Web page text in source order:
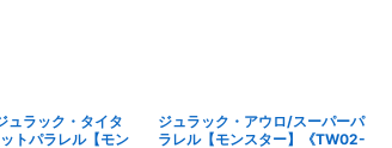
ラック・タイタ
トパラレル【モン
ジュラック・アウロ/スーパーパ
ラレル【モンスター】《TW02-